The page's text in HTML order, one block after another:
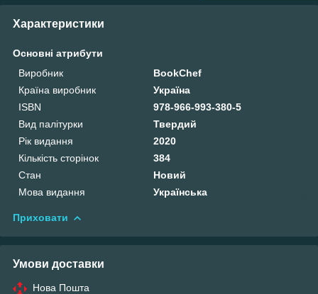
Характеристики
Основні атрибути
Виробник
BookChef
Країна виробник
Україна
ISBN
978-966-993-380-5
Вид палітурки
Твердий
Рік видання
2020
Кількість сторінок
384
Стан
Новий
Мова видання
Українська
Приховати
Умови доставки
Нова Пошта